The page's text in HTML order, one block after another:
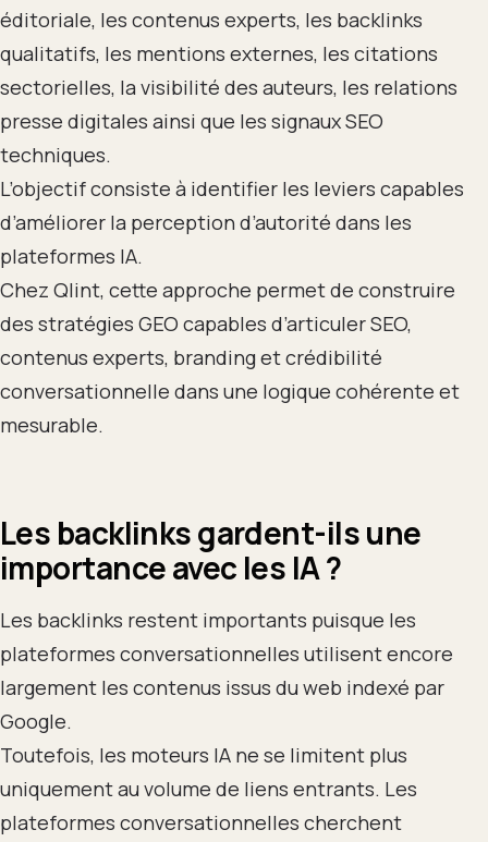
éditoriale, les contenus experts, les backlinks
qualitatifs, les mentions externes, les citations
sectorielles, la visibilité des auteurs, les relations
presse digitales ainsi que les signaux SEO
techniques.
L’objectif consiste à identifier les leviers capables
d’améliorer la perception d’autorité dans les
plateformes IA.
Chez Qlint, cette approche permet de construire
des stratégies GEO capables d’articuler SEO,
contenus experts, branding et crédibilité
conversationnelle dans une logique cohérente et
mesurable.
Les backlinks gardent-ils une
importance avec les IA ?
Les backlinks restent importants puisque les
plateformes conversationnelles utilisent encore
largement les contenus issus du web indexé par
Google.
Toutefois, les moteurs IA ne se limitent plus
uniquement au volume de liens entrants. Les
plateformes conversationnelles cherchent